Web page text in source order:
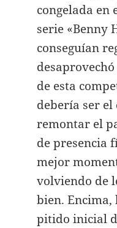
congelada en
serie «Benny
conseguían
de esta
debería ser el
remontar el
de presencia
mejor
volviendo de
bien.
pitido inicial